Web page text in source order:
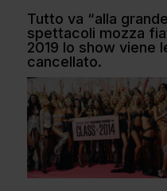
Tutto va “alla
spettacoli mozza
2019 lo show viene
cancellato.